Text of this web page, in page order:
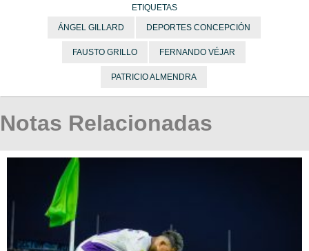
ETIQUETAS
ÁNGEL GILLARD DEPORTES CONCEPCIÓN
FAUSTO GRILLO FERNANDO VÉJAR
PATRICIO ALMENDRA
Notas Relacionadas